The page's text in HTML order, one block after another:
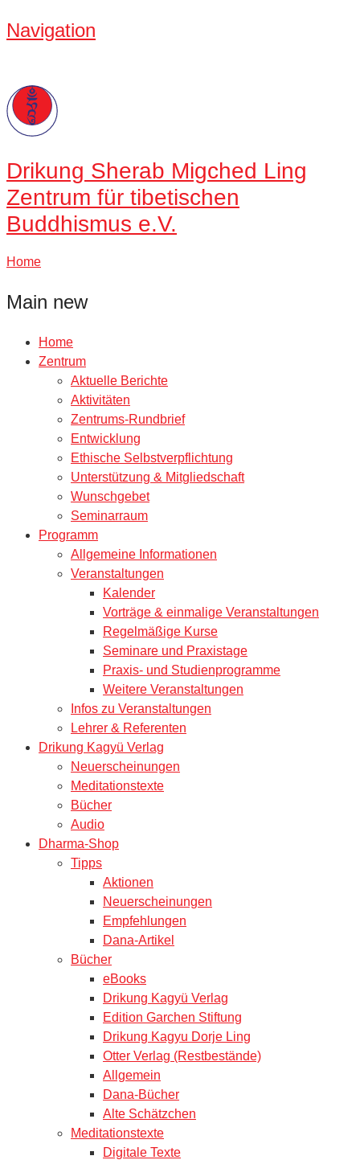
Navigation
Drikung Sherab Migched Ling
Zentrum für tibetischen
Buddhismus e.V.
Home
Main new
Home
Zentrum
Aktuelle Berichte
Aktivitäten
Zentrums-Rundbrief
Entwicklung
Ethische Selbstverpflichtung
Unterstützung & Mitgliedschaft
Wunschgebet
Seminarraum
Programm
Allgemeine Informationen
Veranstaltungen
Kalender
Vorträge & einmalige Veranstaltungen
Regelmäßige Kurse
Seminare und Praxistage
Praxis- und Studienprogramme
Weitere Veranstaltungen
Infos zu Veranstaltungen
Lehrer & Referenten
Drikung Kagyü Verlag
Neuerscheinungen
Meditationstexte
Bücher
Audio
Dharma-Shop
Tipps
Aktionen
Neuerscheinungen
Empfehlungen
Dana-Artikel
Bücher
eBooks
Drikung Kagyü Verlag
Edition Garchen Stiftung
Drikung Kagyu Dorje Ling
Otter Verlag (Restbestände)
Allgemein
Dana-Bücher
Alte Schätzchen
Meditationstexte
Digitale Texte